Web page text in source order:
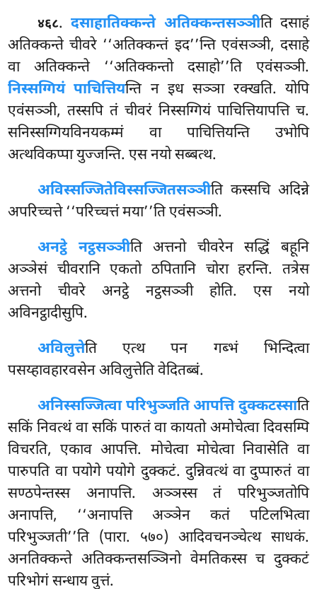
४६८.दसाहातिक्कन्ते अतिक्कन्तसञ्ञीति दसाहं
अतिक्कन्ते चीवरे ‘‘अतिक्कन्तं इद’’न्ति एवंसञ्ञी, दसाहे
वा अतिक्कन्ते ‘‘अतिक्कन्तो दसाहो’’ति एवंसञ्ञी.
निस्सग्गियं पाचित्तियन्ति न इध सञ्ञा रक्खति. योपि
एवंसञ्ञी, तस्सपि तं चीवरं निस्सग्गियं पाचित्तियापत्ति च.
सनिस्सग्गियविनयकम्मं वा पाचित्तियन्ति उभोपि
अत्थविकप्पा युज्जन्ति. एस नयो सब्बत्थ.
अविस्सज्जितेविस्सज्जितसञ्ञीति कस्सचि अदिन्ने
अपरिच्चत्ते ‘‘परिच्चत्तं मया’’ति एवंसञ्ञी.
अनट्ठे नट्ठसञ्ञीति अत्तनो चीवरेन सद्धिं बहूनि
अञ्ञेसं चीवरानि एकतो ठपितानि चोरा हरन्ति. तत्रेस
अत्तनो चीवरे अनट्ठे नट्ठसञ्ञी होति. एस नयो
अविनट्ठादीसुपि.
अविलुत्तेति एत्थ पन गब्भं भिन्दित्वा
पसय्हावहारवसेन अविलुत्तेति वेदितब्बं.
अनिस्सज्जित्वा परिभुञ्जति आपत्ति दुक्कटस्साति
सकिं निवत्थं वा सकिं पारुतं वा कायतो अमोचेत्वा दिवसम्पि
विचरति, एकाव आपत्ति. मोचेत्वा मोचेत्वा निवासेति वा
पारुपति वा पयोगे पयोगे दुक्कटं. दुन्निवत्थं वा दुप्पारुतं वा
सण्ठपेन्तस्स अनापत्ति. अञ्ञस्स तं परिभुञ्जतोपि
अनापत्ति, ‘‘अनापत्ति अञ्ञेन कतं पटिलभित्वा
परिभुञ्जती’’ति (पारा. ५७०) आदिवचनञ्चेत्थ साधकं.
अनतिक्कन्ते अतिक्कन्तसञ्ञिनो वेमतिकस्स च दुक्कटं
परिभोगं सन्धाय वुत्तं.